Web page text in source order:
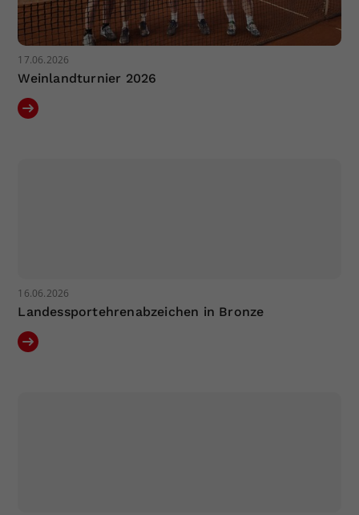
17.06.2026
Weinlandturnier 2026
16.06.2026
Landessportehrenabzeichen in Bronze